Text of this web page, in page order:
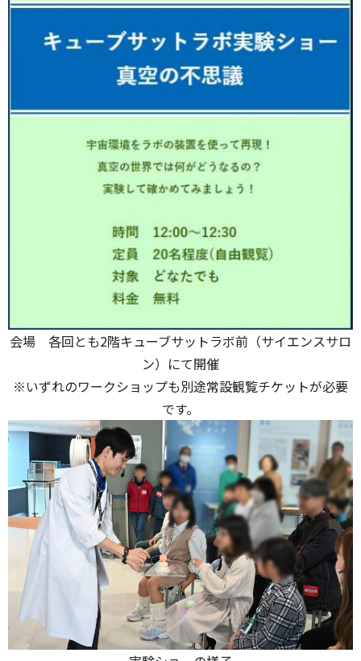
会場 各回とも2階キューブサットラボ前（サイエンスサロ
ン）にて開催
※いずれのワークショップも別途常設観覧チケットが必要
です。